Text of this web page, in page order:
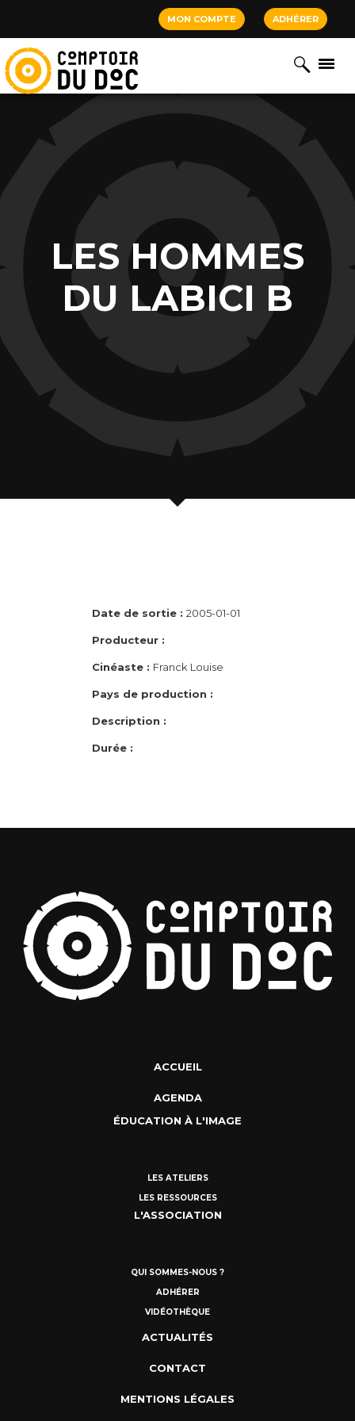
MON COMPTE ADHÉRER
LES HOMMES
DU LABICI B
Date de sortie : 2005-01-01
Producteur :
Cinéaste : Franck Louise
Pays de production :
Description :
Durée :
ACCUEIL
AGENDA
ÉDUCATION À L'IMAGE
LES ATELIERS
LES RESSOURCES
L'ASSOCIATION
QUI SOMMES-NOUS ?
ADHÉRER
VIDÉOTHÈQUE
ACTUALITÉS
CONTACT
MENTIONS LÉGALES
Cookies management panel